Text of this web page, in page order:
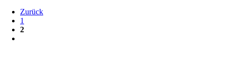
Zurück
1
2